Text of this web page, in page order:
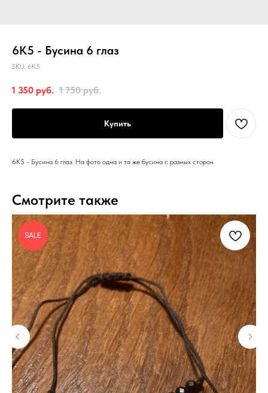
6К5 - Бусина 6 глаз
SKU: 6К5
1 350 руб. 1 750 руб.
Купить
6К5 - Бусина 6 глаз. На фото одна и та же бусина с разных сторон.
Смотрите также
SALE